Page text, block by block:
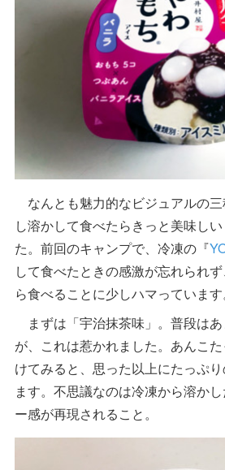
なんとも魅力的なビジュアルの
し溶かして食べたらきっと美味し
た。前回のキャンプで、冷凍の『
して食べたときの感激が忘れられ
ら食べることに少しハマっています
まずは「宇治抹茶味」。普段は
が、これは惹かれました。あんこ
けてみると、思った以上にたっぷ
ます。不思議なのは冷凍から溶か
ー感が再現されること。